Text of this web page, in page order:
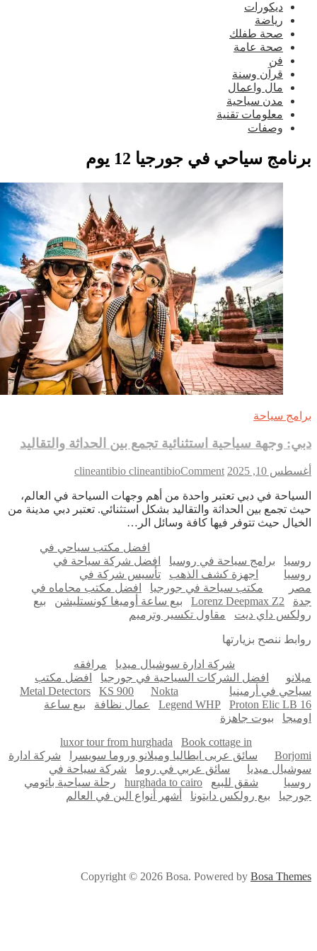
ديكورات
رياضة
صحة طفلك
صحة عامة
فن
قرآن وسنة
مال واعمال
مدن سياحية
معلومات تقنية
وصفات
سياحي في جورجيا 12 يوم
سياحة
وجهة سياحية استثنائية تجمع بين الحداثة والتقاليد
10, 2025
clineantibio clineantibioComment
on
وجهة
سياحية
بين
الحداثة
والتقاليد
في دبي تعتبر واحدة من أهم وجهات السياحة في العالم،
تجمع بين الحداثة والتقاليد بشكل استثنائي. تعتبر دبي مدينة من
حيث تتوفر فيها كافة وسائل الر…
افضل مكتب سياحي في
برامج سياحة في روسيا
افضل شركة سياحة في
اجهزة كشف الذهب
تأسيس شركة في
مكتب سياحة في جورجيا
افضل مكتب محاماه في
Lorenz Deepmax Z2 بيع ساعة أوميغا كونستليشن
بيع
داي ديت
مقاول تكسير وترميم
ننصح بزيارتها
شركة ادارة سوشيال ميديا
مرافقه
افضل الشركات السياحية في جورجيا
افضل مكتب
في أرمينيا
Metal Detectors KS 900
Nokta
Legend WHP
Proton Elic LB عمال نظافة
بيع ساعة
بيوت جاهزة
luxor tour from hurghada
Book cottage in
سائق عربى ايطاليا وميلانو وروما سويسرا
شركة ادارة
ميديا
سائق عربي في روما
شركة سياحة في
شقق للبيع hurghada to cairo
رحلة سياحية باتومي
بيع رولكس دايتونا أشهر أنواع البن في العالم
Copyright © 2026 Bosa. Powered byBosa